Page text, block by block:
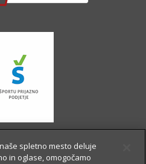
spletno mesto deluje
in oglase, omogočamo